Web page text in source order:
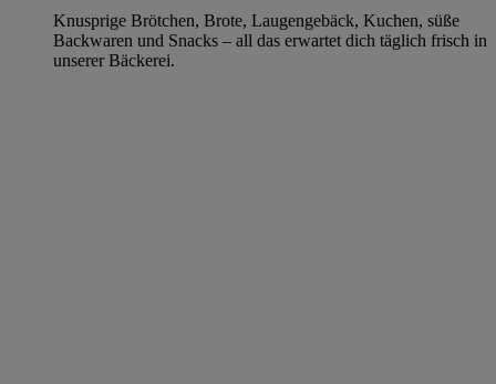
Knusprige Brötchen, Brote, Laugengebäck, Kuchen, süße
Backwaren und Snacks – all das erwartet dich täglich frisch in
unserer Bäckerei.